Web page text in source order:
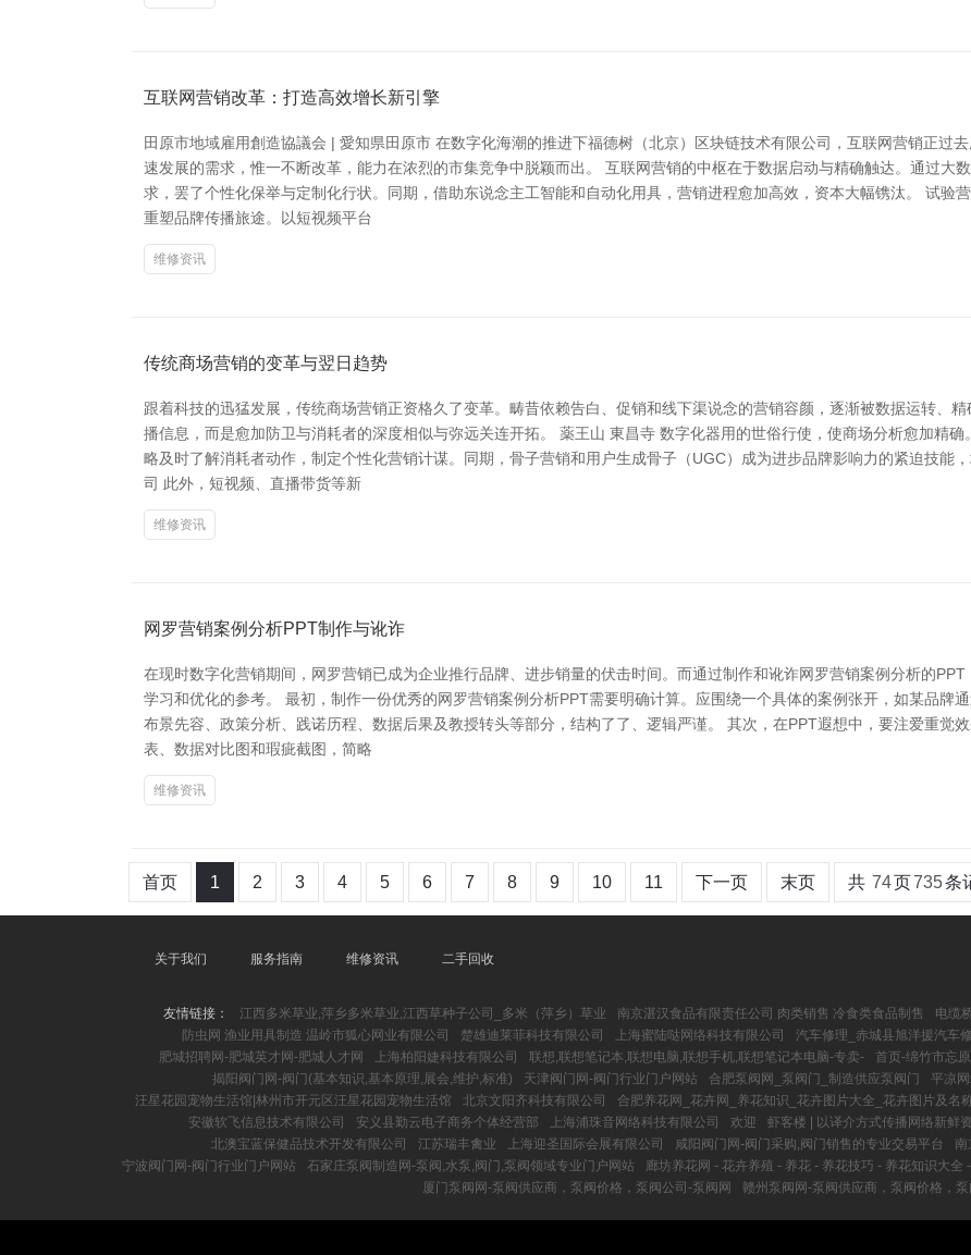
互联网营销改革：打造高效增长新引擎
田原市地域雇用創造協議会 | 愛知県田原市 在数字化海潮的推进下福德树（北京）区块链技术有限公司，互联网营销正过
速发展的需求，惟一不断改革，能力在浓烈的市集竞争中脱颖而出。 互联网营销的中枢在于数据启动与精确触达。通过大
求，罢了个性化保举与定制化行状。同期，借助东说念主工智能和自动化用具，营销进程愈加高效，资本大幅镌汰。 试验
重塑品牌传播旅途。以短视频平台
维修资讯
传统商场营销的变革与翌日趋势
跟着科技的迅猛发展，传统商场营销正资格久了变革。畴昔依赖告白、促销和线下渠说念的营销容颜，逐渐被数据运转、
播信息，而是愈加防卫与消耗者的深度相似与弥远关连开拓。 薬王山 東昌寺 数字化器用的世俗行使，使商场分析愈加精
略及时了解消耗者动作，制定个性化营销计谋。同期，骨子营销和用户生成骨子（UGC）成为进步品牌影响力的紧迫技能
司 此外，短视频、直播带货等新
维修资讯
网罗营销案例分析PPT制作与讹诈
在现时数字化营销期间，网罗营销已成为企业推行品牌、进步销量的伏击时间。而通过制作和讹诈网罗营销案例分析的
学习和优化的参考。 最初，制作一份优秀的网罗营销案例分析PPT需要明确计算。应围绕一个具体的案例张开，如某品牌
布景先容、政策分析、践诺历程、数据后果及教授转头等部分，结构了了、逻辑严谨。 其次，在PPT遐想中，要注爱重觉
表、数据对比图和瑕疵截图，简略
维修资讯
首页 1 2 3 4 5 6 7 8 9 10 11 下一页 末页 共 74页735条
关于我们 服务指南 维修资讯 二手回收
友情链接： 江西多米草业,萍乡多米草业,江西草种子公司_多米（萍乡）草业 南京湛汉食品有限责任公司 肉类销售 冷食类食品制售
电缆
防虫网 渔业用具制造 温岭市狐心网业有限公司
楚雄迪莱菲科技有限公司 上海蜜陆哒网络科技有限公司 汽车修理_赤城县旭洋援汽车
肥城招聘网-肥城英才网-肥城人才网
上海柏阳婕科技有限公司 联想,联想笔记本,联想电脑,联想手机,联想笔记本电脑-专卖- 首页-绵竹市忘
揭阳阀门网-阀门(基本知识,基本原理,展会,维护,标准)
天津阀门网-阀门行业门户网站 合肥泵阀网_泵阀门_制造供应泵阀门
平凉
汪星花园宠物生活馆|林州市开元区汪星花园宠物生活馆
北京文阳齐科技有限公司 合肥养花网_花卉网_养花知识_花卉图片大全_花卉图片及名
安徽软飞信息技术有限公司
安义县勤云电子商务个体经营部 上海浦珠音网络科技有限公司 欢迎 虾客楼 | 以译介方式传播网络新鲜
北澳宝蓝保健品技术开发有限公司
江苏瑞丰禽业 上海迎圣国际会展有限公司 咸阳阀门网-阀门采购,阀门销售的专业交易平台
宁波阀门网-阀门行业门户网站
石家庄泵阀制造网-泵阀,水泵,阀门,泵阀领域专业门户网站 廊坊养花网 - 花卉养殖 - 养花 - 养花技巧 - 养花知识大全
厦门泵阀网-泵阀供应商，泵阀价格，泵阀公司-泵阀网
赣州泵阀网-泵阀供应商，泵阀价格，